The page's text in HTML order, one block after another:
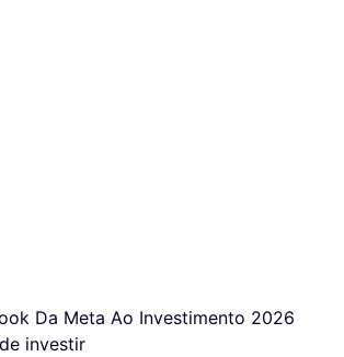
Da Meta Ao Investimento 2026
investir